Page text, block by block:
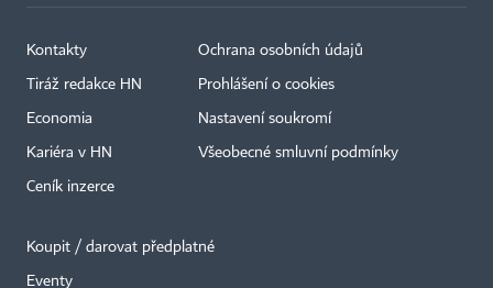
Kontakty
Tiráž redakce HN
Economia
Kariéra v HN
Ceník inzerce
Ochrana osobních údajů
Prohlášení o cookies
Nastavení soukromí
Všeobecné smluvní podmínky
Koupit / darovat předplatné
Eventy